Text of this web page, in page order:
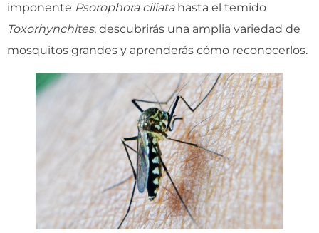
imponente Psorophora ciliatahasta el temido
Toxorhynchites, descubrirás una amplia variedad de
mosquitos grandes y aprenderás cómo reconocerlos.